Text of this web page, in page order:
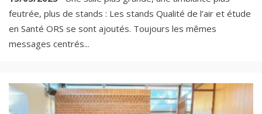
feutrée, plus de stands : Les stands Qualité de l’air et étude
en Santé ORS se sont ajoutés. Toujours les mêmes
messages centrés...